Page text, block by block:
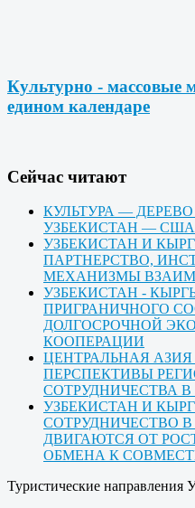
Культурно - массовые
едином календаре
Cейчас читают
КУЛЬТУРА —
УЗБЕКИСТАН — США
УЗБЕКИСТАН И
ПАРТНЕРСТВО,
МЕХАНИЗМЫ
УЗБЕКИСТАН -
ПРИГРАНИЧНОГО
ДОЛГОСРОЧНОЙ
КООПЕРАЦИИ
ЦЕНТРАЛЬНАЯ
ПЕРСПЕКТИВЫ
СОТРУДНИЧЕСТВА
УЗБЕКИСТАН И
СОТРУДНИЧЕСТВО
ДВИГАЮТСЯ ОТ
ОБМЕНА К
Туристические направления